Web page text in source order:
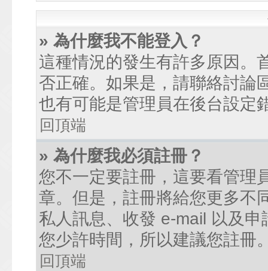
» 為什麼我不能登入？
這種情況的發生有許多原因。
否正確。如果是，請聯絡討論
也有可能是管理員在後台設定
回頂端
» 為什麼我必須註冊？
您不一定要註冊，這要看管理
章。但是，註冊將給您更多不
私人訊息、收發 e-mail 以及
您少許時間，所以建議您註冊
回頂端